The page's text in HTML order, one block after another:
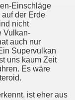
Einschläge
der Erde
nicht
Vulkan-
auch nur
Supervulkan
uns kaum Zeit
Es wäre
ist eher aus